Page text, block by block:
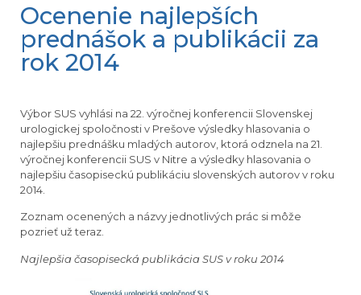
Ocenenie najlepších
prednášok a publikácii za
rok 2014
Výbor SUS vyhlási na 22. výročnej konferencii Slovenskej
urologickej spoločnosti v Prešove výsledky hlasovania o
najlepšiu prednášku mladých autorov, ktorá odznela na 21.
výročnej konferencii SUS v Nitre a výsledky hlasovania o
najlepšiu časopiseckú publikáciu slovenských autorov v roku
2014.
Zoznam ocenených a názvy jednotlivých prác si môže
pozrieť už teraz.
Najlepšia časopisecká publikácia SUS v roku 2014